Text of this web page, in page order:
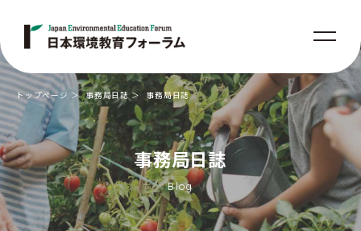
事務局日誌
Blog
トップページ 事務局日誌 事務局日誌